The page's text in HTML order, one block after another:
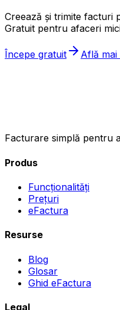
Creează și trimite facturi
Gratuit pentru afaceri
Începe gratuit Află mai
Facturare simplă pentru
Produs
Funcționalități
Prețuri
eFactura
Resurse
Blog
Glosar
Ghid eFactura
Legal